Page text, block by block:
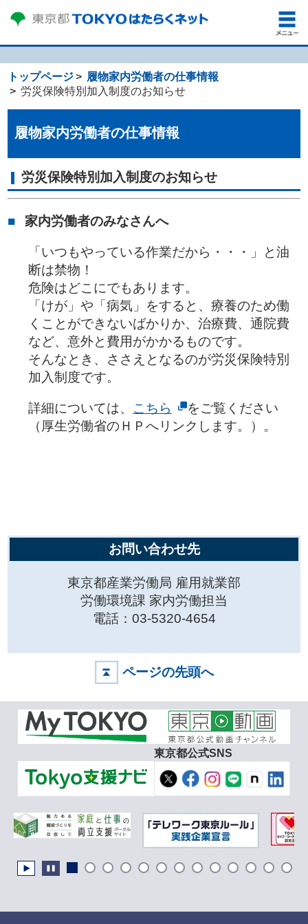
トップページ
履物家内労働者の仕事情報
労災保険特別加入制度のお知らせ
履物家内労働者の仕事情報
労災保険特別加入制度のお知らせ
家内労働者のみなさんへ
「いつもやっている作業だから・・・」と油
断は禁物！
危険はどこにでもあります。
「けが」や「病気」をすると、療養のため働
くことができないばかりか、治療費、通院費
など、意外と費用がかかるものです。
そんなとき、ささえとなるのが労災保険特別
加入制度です。
詳細については、 こちら
をご覧ください
（厚生労働省のＨＰへリンクします。）。
お問い合わせ先
東京都産業労働局 雇用就業部
労働環境課 家内労働担当
電話：03-5320-4654
ページの先頭へ
東京都公式SNS